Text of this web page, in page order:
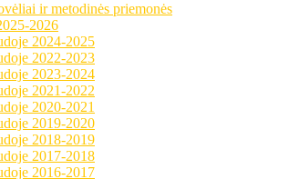
ir metodinės priemonės
2026
2024-2025
2022-2023
2023-2024
2021-2022
2020-2021
2019-2020
2018-2019
2017-2018
2016-2017